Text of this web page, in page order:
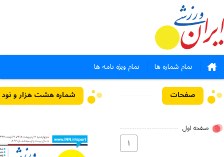
تمام شماره ها تمام ویژه نامه ها
صفحات
صفحه اول
۱
شماره هشت هزار و نود و شش - ۰۲